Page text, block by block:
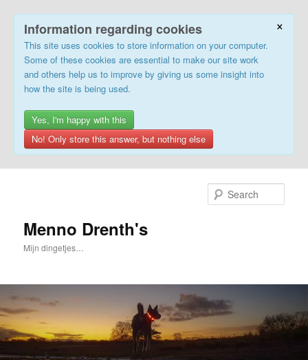
×
Information regarding cookies
This site uses cookies to store information on your computer.
Some of these cookies are essential to make our site work
and others help us to improve by giving us some insight into
how the site is being used.
Yes, I'm happy with this
No! Only store this answer, but nothing else
Menno Drenth's
Mijn dingetjes…